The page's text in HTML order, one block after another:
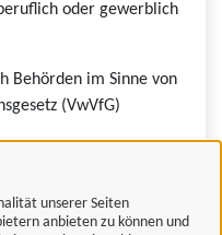
unserer Seiten
anbieten zu können und
oder gewerblich
Behörden im Sinne von
(VwVfG)